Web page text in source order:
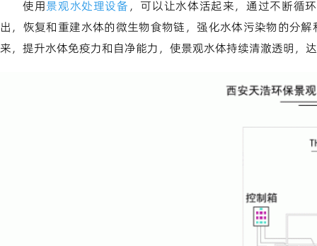
使用景观水处理设备 ，可以让水体活起来，通过不断循
出，恢复和重建水体的微生物食物链，强化水体污染物的分
来，提升水体免疫力和自净能力，使景观水体持续清澈透明，